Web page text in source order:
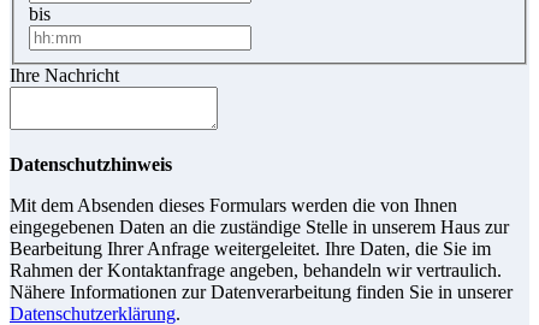
bis
Ihre Nachricht
Datenschutzhinweis
Mit dem Absenden dieses Formulars werden die von Ihnen
eingegebenen Daten an die zuständige Stelle in unserem Haus zur
Bearbeitung Ihrer Anfrage weitergeleitet. Ihre Daten, die Sie im
Rahmen der Kontaktanfrage angeben, behandeln wir vertraulich.
Nähere Informationen zur Datenverarbeitung finden Sie in unserer
Datenschutzerklärung.